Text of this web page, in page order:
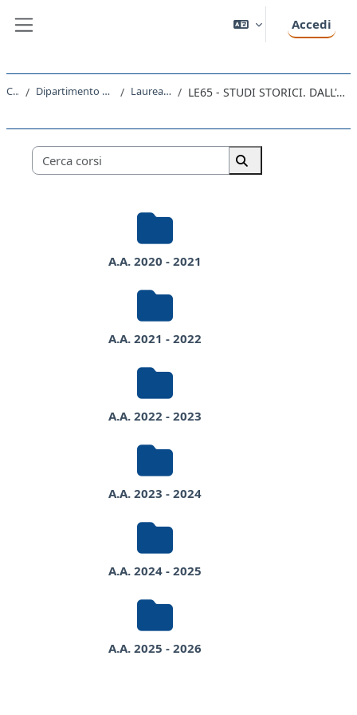
Accedi
Corsi Dipartimento di Studi Umanistici Laurea Magistrale LE65 - STUDI STORICI. DALL'ANTICO AL CONTEMPORANEO
Categorie di corso
Cerca corsi
Cerca corsi
A.A. 2020 - 2021
A.A. 2021 - 2022
A.A. 2022 - 2023
A.A. 2023 - 2024
A.A. 2024 - 2025
A.A. 2025 - 2026